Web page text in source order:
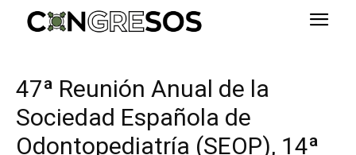
47ª Reunión Anual de la
Sociedad Española de
Odontopediatría (SEOP), 14ª